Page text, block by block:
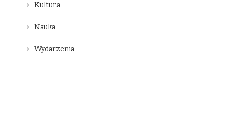
Kultura
Nauka
Wydarzenia